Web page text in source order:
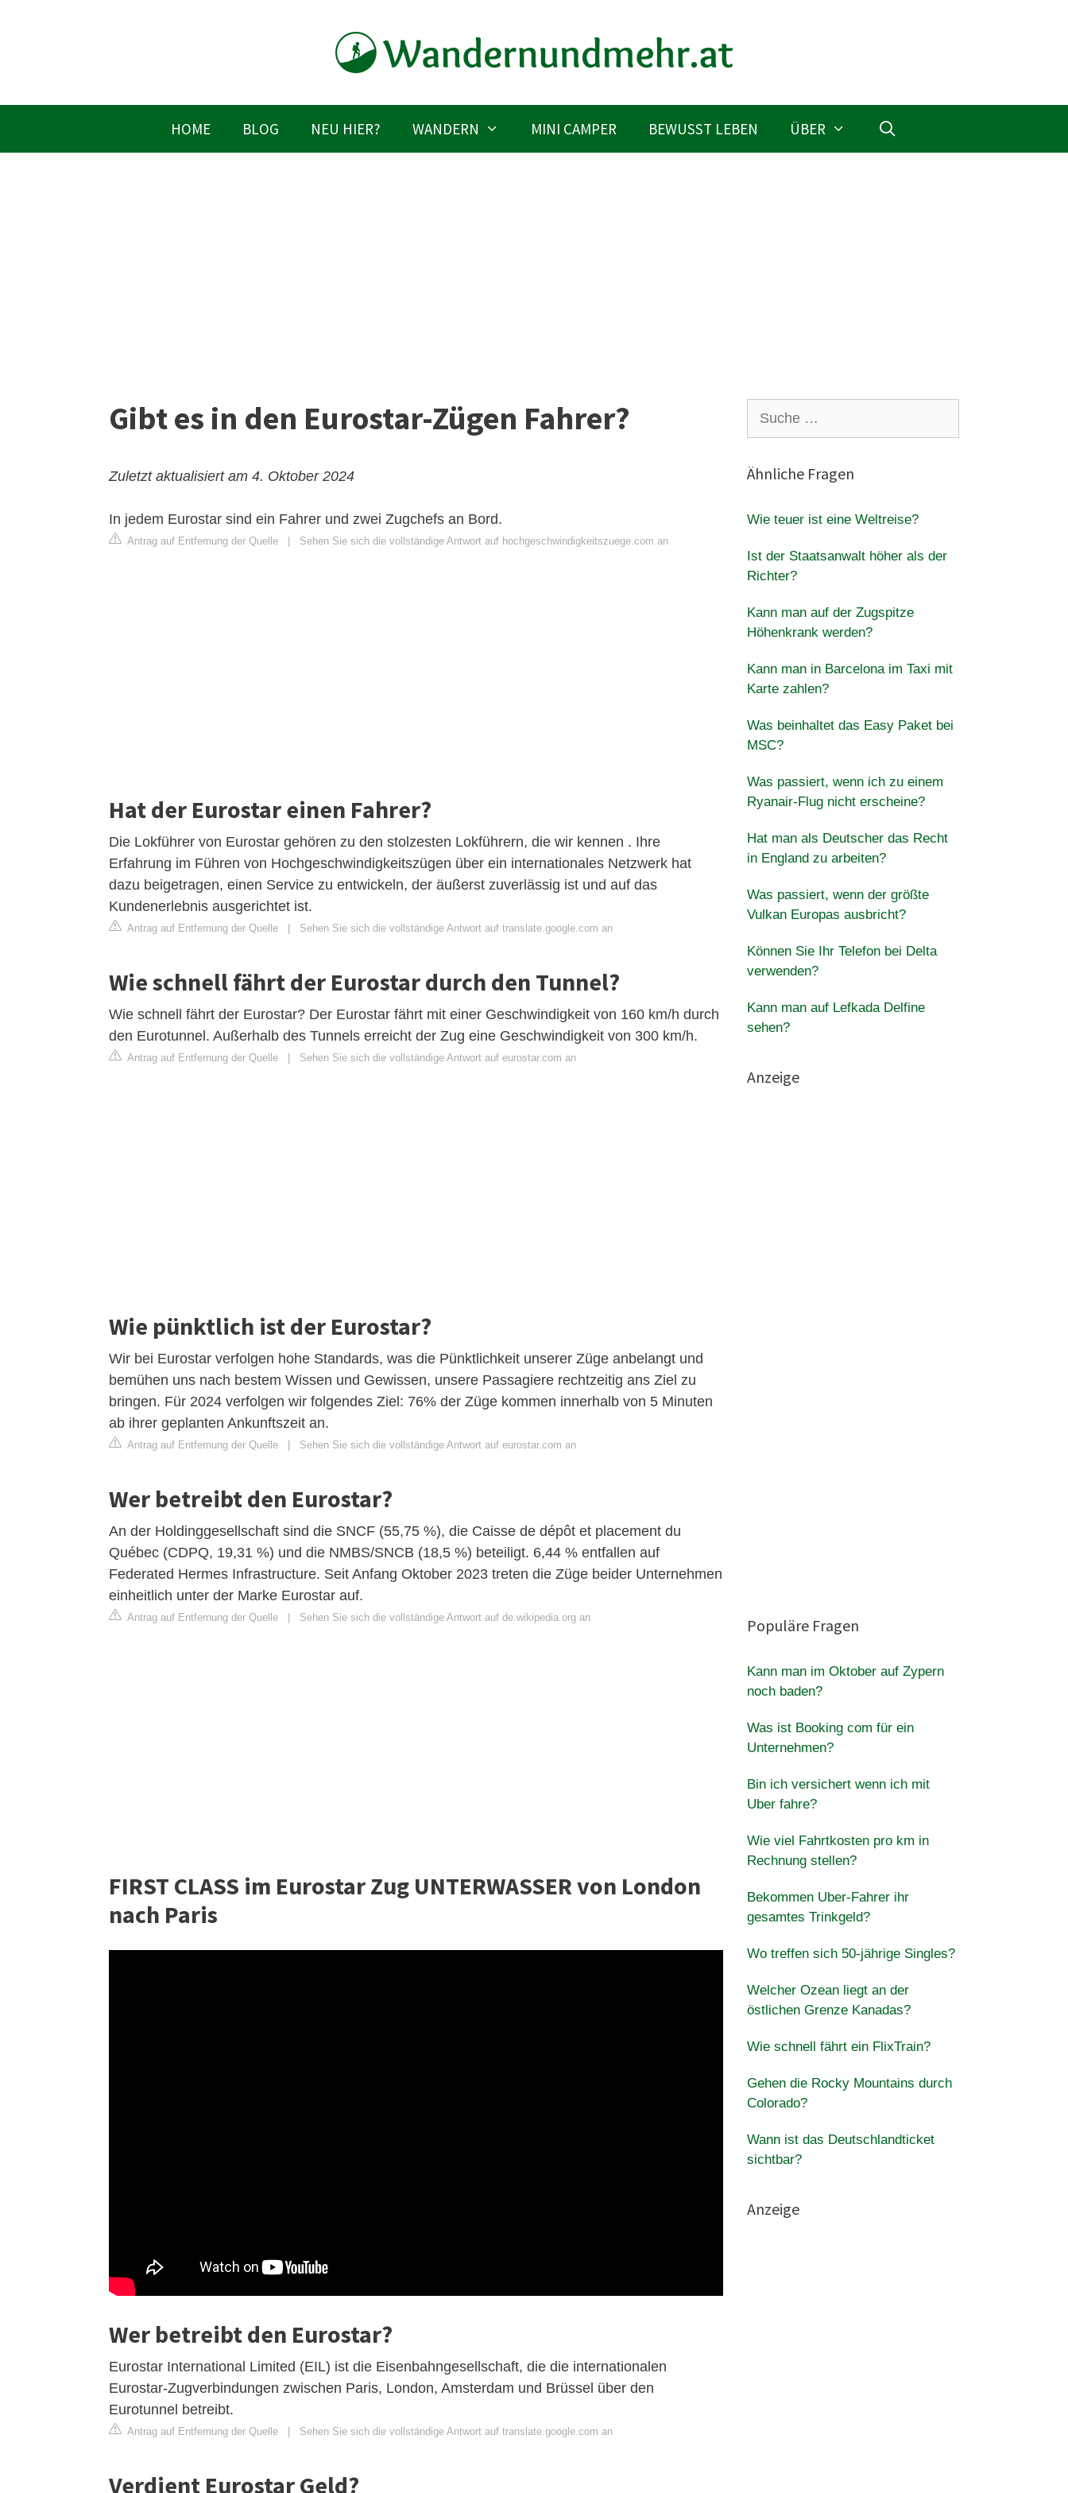
HOME BLOG NEU HIER? WANDERN MINI CAMPER BEWUSST LEBEN ÜBER
Gibt es in den Eurostar-Zügen Fahrer?
Zuletzt aktualisiert am 4. Oktober 2024
In jedem Eurostar sind ein Fahrer und zwei Zugchefs an Bord.
Antrag auf Entfernung der Quelle Sehen Sie sich die vollständige Antwort auf hochgeschwindigkeitszuege.com an
Hat der Eurostar einen Fahrer?
Die Lokführer von Eurostar gehören zu den stolzesten Lokführern, die wir kennen . Ihre
Erfahrung im Führen von Hochgeschwindigkeitszügen über ein internationales Netzwerk hat
dazu beigetragen, einen Service zu entwickeln, der äußerst zuverlässig ist und auf das
Kundenerlebnis ausgerichtet ist.
Antrag auf Entfernung der Quelle Sehen Sie sich die vollständige Antwort auf translate.google.com an
Wie schnell fährt der Eurostar durch den Tunnel?
Wie schnell fährt der Eurostar? Der Eurostar fährt mit einer Geschwindigkeit von 160 km/h durch
den Eurotunnel. Außerhalb des Tunnels erreicht der Zug eine Geschwindigkeit von 300 km/h.
Antrag auf Entfernung der Quelle Sehen Sie sich die vollständige Antwort auf eurostar.com an
Wie pünktlich ist der Eurostar?
Wir bei Eurostar verfolgen hohe Standards, was die Pünktlichkeit unserer Züge anbelangt und
bemühen uns nach bestem Wissen und Gewissen, unsere Passagiere rechtzeitig ans Ziel zu
bringen. Für 2024 verfolgen wir folgendes Ziel: 76% der Züge kommen innerhalb von 5 Minuten
ab ihrer geplanten Ankunftszeit an.
Antrag auf Entfernung der Quelle Sehen Sie sich die vollständige Antwort auf eurostar.com an
Wer betreibt den Eurostar?
An der Holdinggesellschaft sind die SNCF (55,75 %), die Caisse de dépôt et placement du
Québec (CDPQ, 19,31 %) und die NMBS/SNCB (18,5 %) beteiligt. 6,44 % entfallen auf
Federated Hermes Infrastructure. Seit Anfang Oktober 2023 treten die Züge beider Unternehmen
einheitlich unter der Marke Eurostar auf.
Antrag auf Entfernung der Quelle Sehen Sie sich die vollständige Antwort auf de.wikipedia.org an
FIRST CLASS im Eurostar Zug UNTERWASSER von London
nach Paris
Wer betreibt den Eurostar?
Eurostar International Limited (EIL) ist die Eisenbahngesellschaft, die die internationalen
Eurostar-Zugverbindungen zwischen Paris, London, Amsterdam und Brüssel über den
Eurotunnel betreibt.
Antrag auf Entfernung der Quelle | Sehen Sie sich die vollständige Antwort auf translate.google.com an
Verdient Eurostar Geld?
nach:
Ähnliche Fragen
Wie teuer ist eine Weltreise?
Ist der Staatsanwalt höher als der
Richter?
Kann man auf der Zugspitze
Höhenkrank werden?
Kann man in Barcelona im Taxi mit
Karte zahlen?
Was beinhaltet das Easy Paket bei
MSC?
Was passiert, wenn ich zu einem
Ryanair-Flug nicht erscheine?
Hat man als Deutscher das Recht
in England zu arbeiten?
Was passiert, wenn der größte
Vulkan Europas ausbricht?
Können Sie Ihr Telefon bei Delta
verwenden?
Kann man auf Lefkada Delfine
sehen?
Anzeige
Populäre Fragen
Kann man im Oktober auf Zypern
noch baden?
Was ist Booking com für ein
Unternehmen?
Bin ich versichert wenn ich mit
Uber fahre?
Wie viel Fahrtkosten pro km in
Rechnung stellen?
Bekommen Uber-Fahrer ihr
gesamtes Trinkgeld?
Wo treffen sich 50-jährige Singles?
Welcher Ozean liegt an der
östlichen Grenze Kanadas?
Wie schnell fährt ein FlixTrain?
Gehen die Rocky Mountains durch
Colorado?
Wann ist das Deutschlandticket
sichtbar?
Anzeige